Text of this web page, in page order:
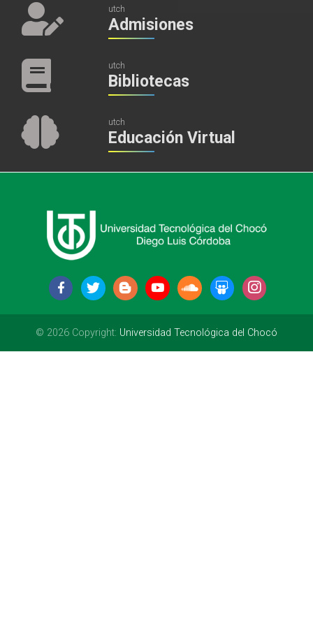
utch
Admisiones
utch
Bibliotecas
utch
Educación Virtual
© 2026 Copyright: Universidad Tecnológica del Chocó